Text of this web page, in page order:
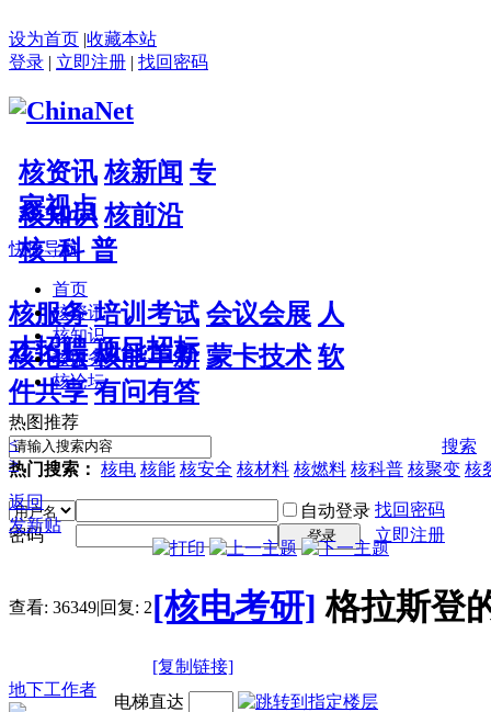
设为首页 |收藏本站
登录 | 立即注册 | 找回密码
核资讯 核新闻 专
家视点
核知识 核前沿
核 科 普
核服务 培训考试 会议会展 人
才招聘 项目招标
核论坛 核能革新 蒙卡技术 软
件共享 有问有答
搜索
热门搜索： 核电 核能 核安全 核材料 核燃料 核科普 核聚变 核
自动登录 找回密码
密码
登录 立即注册
快捷导航
首页
核资讯
核知识
核服务
核论坛
热图推荐
<
>
返回
发新贴
查看: 36349|回复: 2[核电考研] 格拉斯登
[复制链接]
地下工作者
电梯直达